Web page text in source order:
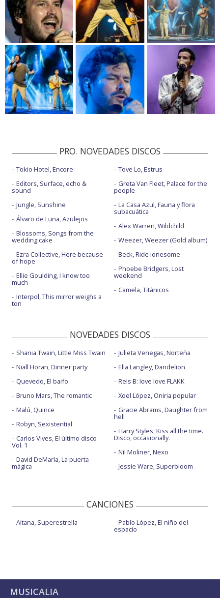
PRO. NOVEDADES DISCOS
Tokio Hotel, Encore
Editors, Surface, echo &
sound
Jungle, Sunshine
Álvaro de Luna, Azulejos
Blossoms, Songs from the
wedding cake
Ezra Collective, Here because
of hope
Ellie Goulding, I know too
much
Interpol, This mirror weighs a
ton
Tove Lo, Estrus
Greta Van Fleet, Palace for the
people
La Casa Azul, Fauna y flora
subacuática
Alex Warren, Wildchild
Weezer, Weezer (Gold album)
Beck, Ride lonesome
Phoebe Bridgers, Lost
weekend
Camela, Titánicos
NOVEDADES DISCOS
Shania Twain, Little Miss Twain
Niall Horan, Dinner party
Quevedo, El baifo
Bruno Mars, The romantic
Malú, Quince
Robyn, Sexistential
Carlos Vives, El último disco
Vol. 1
David DeMaría, La puerta
mágica
Julieta Venegas, Norteña
Ella Langley, Dandelion
Rels B: love love FLAKK
Xoel López, Oniria popular
Gracie Abrams, Daughter from
hell
Harry Styles, Kiss all the time.
Disco, occasionally.
Nil Moliner, Nexo
Jessie Ware, Superbloom
CANCIONES
Aitana, Superestrella Pablo López, El niño del
espacio
MUSICALIA